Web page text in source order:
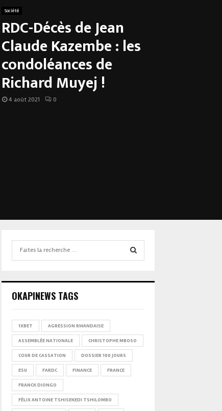
Société
RDC-Décès de Jean
Claude Kazembe : les
condoléances de
Richard Muyej !
4 août 2021 0
OKAPINEWS TAGS
1XBET AGRESSION RWANDAISE
ASSEMBLÉE NATIONALE CHRISTOPHE MBOSO
COUR DE CASSATION DOSSIER 100 JOURS
ESU FARDC FINANCE FRANCE
FRANCK DIONGO
FÉLIX ANTOINE TSHISEKEDI TSHILOMBO